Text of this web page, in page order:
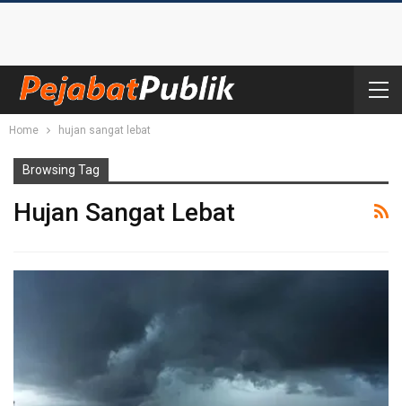
Home hujan sangat lebat
Browsing Tag
Hujan Sangat Lebat